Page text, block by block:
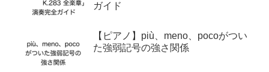
ガイド
【ピアノ】più、meno、pocoがつい
た強弱記号の強さ関係